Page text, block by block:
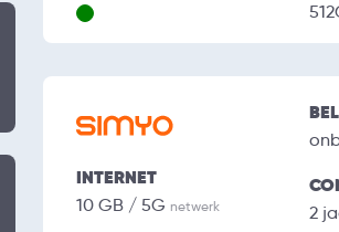
INTERNET
10 GB / 5G netwerk 2